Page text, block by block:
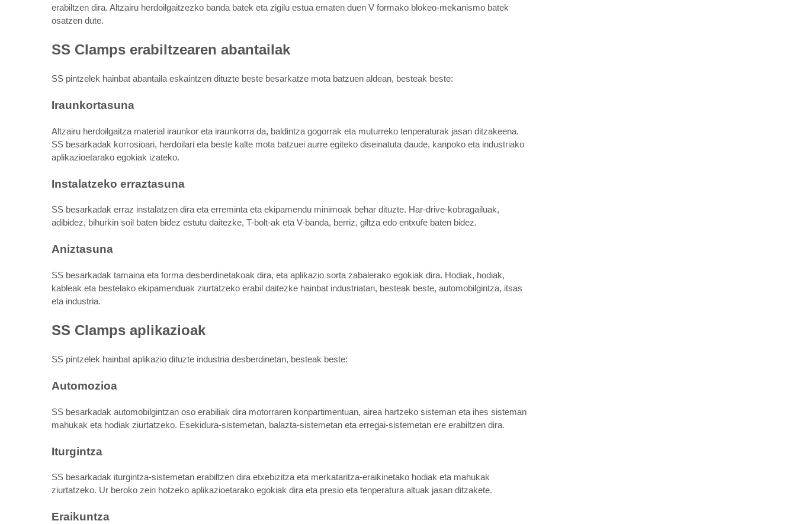
erabiltzen dira. Altzairu herdoilgaitzezko banda batek eta zigilu estua ematen duen V formako blokeo-mekanismo batek
osatzen dute.
SS Clamps erabiltzearen abantailak
SS pintzelek hainbat abantaila eskaintzen dituzte beste besarkatze mota batzuen aldean, besteak beste:
Iraunkortasuna
Altzairu herdoilgaitza material iraunkor eta iraunkorra da, baldintza gogorrak eta muturreko tenperaturak jasan ditzakeena.
SS besarkadak korrosioari, herdoilari eta beste kalte mota batzuei aurre egiteko diseinatuta daude, kanpoko eta industriako
aplikazioetarako egokiak izateko.
Instalatzeko erraztasuna
SS besarkadak erraz instalatzen dira eta erreminta eta ekipamendu minimoak behar dituzte. Har-drive-kobragailuak,
adibidez, bihurkin soil baten bidez estutu daitezke, T-bolt-ak eta V-banda, berriz, giltza edo entxufe baten bidez.
Aniztasuna
SS besarkadak tamaina eta forma desberdinetakoak dira, eta aplikazio sorta zabalerako egokiak dira. Hodiak, hodiak,
kableak eta bestelako ekipamenduak ziurtatzeko erabil daitezke hainbat industriatan, besteak beste, automobilgintza, itsas
eta industria.
SS Clamps aplikazioak
SS pintzelek hainbat aplikazio dituzte industria desberdinetan, besteak beste:
Automozioa
SS besarkadak automobilgintzan oso erabiliak dira motorraren konpartimentuan, airea hartzeko sisteman eta ihes sisteman
mahukak eta hodiak ziurtatzeko. Esekidura-sistemetan, balazta-sistemetan eta erregai-sistemetan ere erabiltzen dira.
Iturgintza
SS besarkadak iturgintza-sistemetan erabiltzen dira etxebizitza eta merkataritza-eraikinetako hodiak eta mahukak
ziurtatzeko. Ur beroko zein hotzeko aplikazioetarako egokiak dira eta presio eta tenperatura altuak jasan ditzakete.
Eraikuntza